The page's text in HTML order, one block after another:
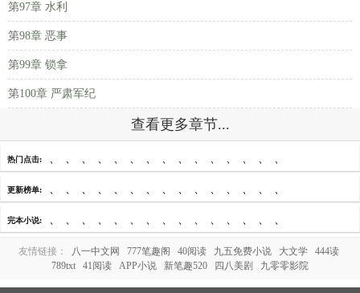
第97章 水利
第98章 恶事
第99章 锁拿
第100章 严肃军纪
查看更多章节...
热门点击: 、 、 、 、 、 、 、 、 、 、 、 、 、 、 、
更新榜单: 、 、 、 、 、 、 、 、 、 、 、 、 、 、 、
完本小说: 、 、 、 、 、 、 、 、 、 、 、 、 、 、 、
友情链接： 八一中文网 777笔趣阁 40阅读 九五免费小说 大文学
444读
789txt
41阅读 APP小说 新笔趣520 四八美剧 九零零影院